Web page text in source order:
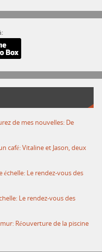
de mes nouvelles: De
café: Vitaline et Jason, deux
échelle: Le rendez-vous des
Le rendez-vous des
Réouverture de la piscine